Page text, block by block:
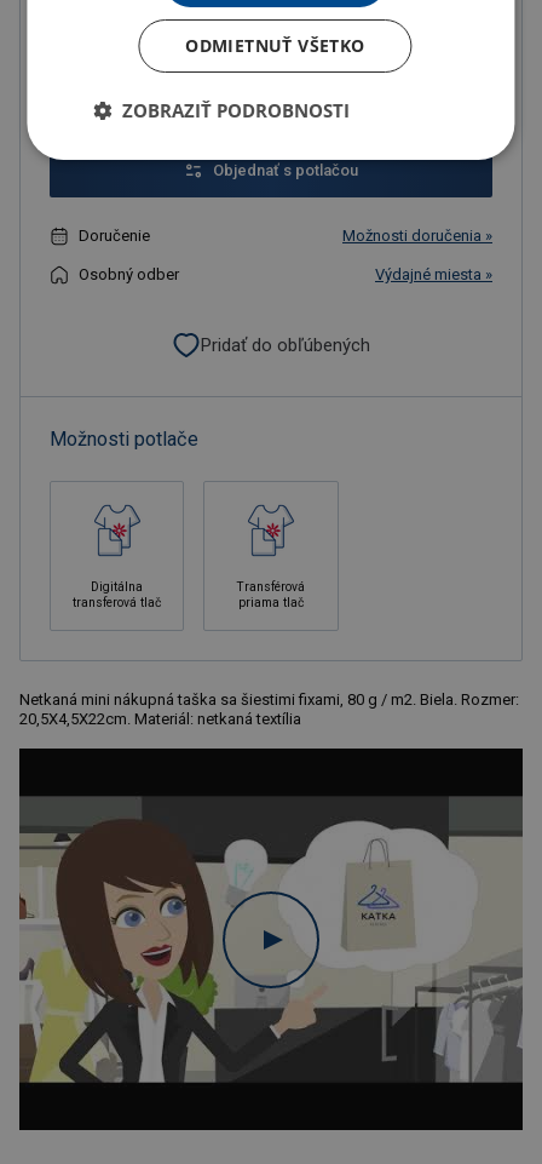
U partnera 35440 ks môžete mať 12.8. až 18.8.
Objednať s potlačou
Doručenie Možnosti doručenia »
Osobný odber Výdajné miesta »
Pridať do obľúbených
Možnosti potlače
Digitálna
transferová tlač
Transférová
priama tlač
Netkaná mini nákupná taška sa šiestimi fixami, 80 g / m2. Biela. Rozmer:
20,5X4,5X22cm. Materiál: netkaná textília
ODMIETNUŤ VŠETKO
ZOBRAZIŤ PODROBNOSTI